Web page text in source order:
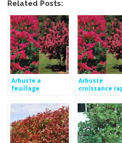
Related Posts:
Arbuste a
feuillage
croissance rapide
Arbuste
croissance
persistant